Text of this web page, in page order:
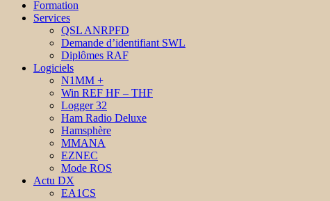
Formation
Services
QSL ANRPFD
Demande d’identifiant SWL
Diplômes RAF
Logiciels
N1MM +
Win REF HF – THF
Logger 32
Ham Radio Deluxe
Hamsphère
MMANA
EZNEC
Mode ROS
Actu DX
EA1CS